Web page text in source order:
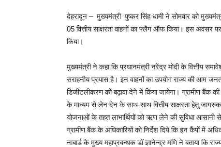
देहरादून – मुख्यमंत्री पुष्कर सिंह धामी ने सोमवार को
05 वित्तीय साक्षरता वाहनों का फ्लैग ऑफ किया। इस अवसर
किया।
मुख्यमंत्री ने कहा कि प्रधानमंत्री नरेंद्र मोदी के वित्तीय
सराहनीय प्रयास है। इन वाहनों का उपयोग राज्य की आम
डिजीटलीकरण को बढ़ावा देने में किया जायेगा। ग्रामीण बैंक की
के माध्यम से लेन देन के साथ-साथ वित्तीय साक्षरता हेतु
योजनाओं के तहत लाभार्थियों को ऋण लेने की सुविधा
ग्रामीण बैंक के अधिकारियों को निर्देश दिये कि इन कैंपों में
नाबार्ड के मुख्य महाप्रबन्धक डॉ ज्ञानेन्द्र मणि ने बताया कि